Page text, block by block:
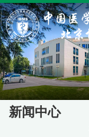
新闻中心